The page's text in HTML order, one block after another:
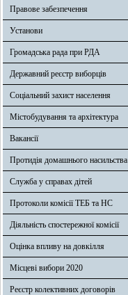
Правове забезпечення
Установи
Громадська рада при РДА
Державний реєстр виборців
Соціальний захист населення
Містобудування та архітектура
Вакансії
Протидія домашнього насильства
Служба у справах дітей
Протоколи комісії ТЕБ та НС
Діяльність спостережної комісії
Оцінка впливу на довкілля
Місцеві вибори 2020
Реєстр колективних договорів